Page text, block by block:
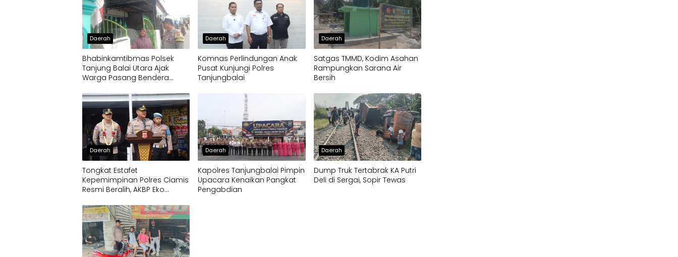
Daerah
Bhabinkamtibmas Polsek
Tanjung Balai Utara Ajak
Warga Pasang Bendera
Daerah
Komnas Perlindungan Anak
Pusat Kunjungi Polres
Tanjungbalai
Daerah
Satgas TMMD, Kodim Asahan
Rampungkan Sarana Air
Bersih
Daerah
Tongkat Estafet
Kepemimpinan Polres Ciamis
Resmi Beralih, AKBP Eko
Pengabdian Presisi untuk
Masyarakat
Daerah
Kapolres Tanjungbalai Pimpin
Upacara Kenaikan Pangkat
Pengabdian
Daerah
Dump Truk Tertabrak KA Putri
Deli di Sergai, Sopir Tewas